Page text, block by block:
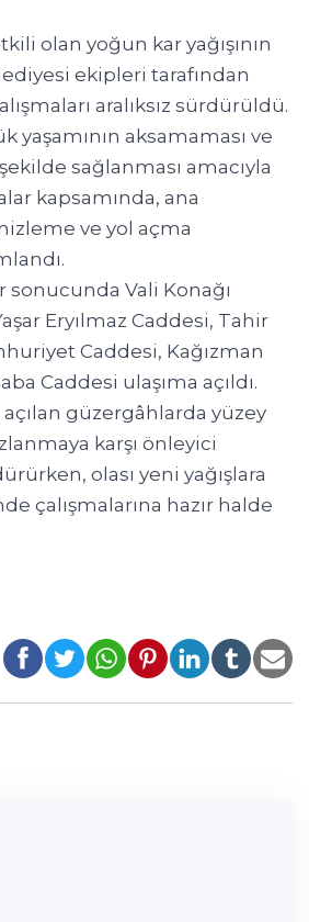
olan yoğun kar yağışının
ekipleri tarafından
aralıksız sürdürüldü.
yaşamının aksamaması ve
sağlanması amacıyla
kapsamında, ana
ve yol açma
sonucunda Vali Konağı
Eryılmaz Caddesi, Tahir
Caddesi, Kağızman
Caddesi ulaşıma açıldı.
güzergâhlarda yüzey
karşı önleyici
olası yeni yağışlara
çalışmalarına hazır halde